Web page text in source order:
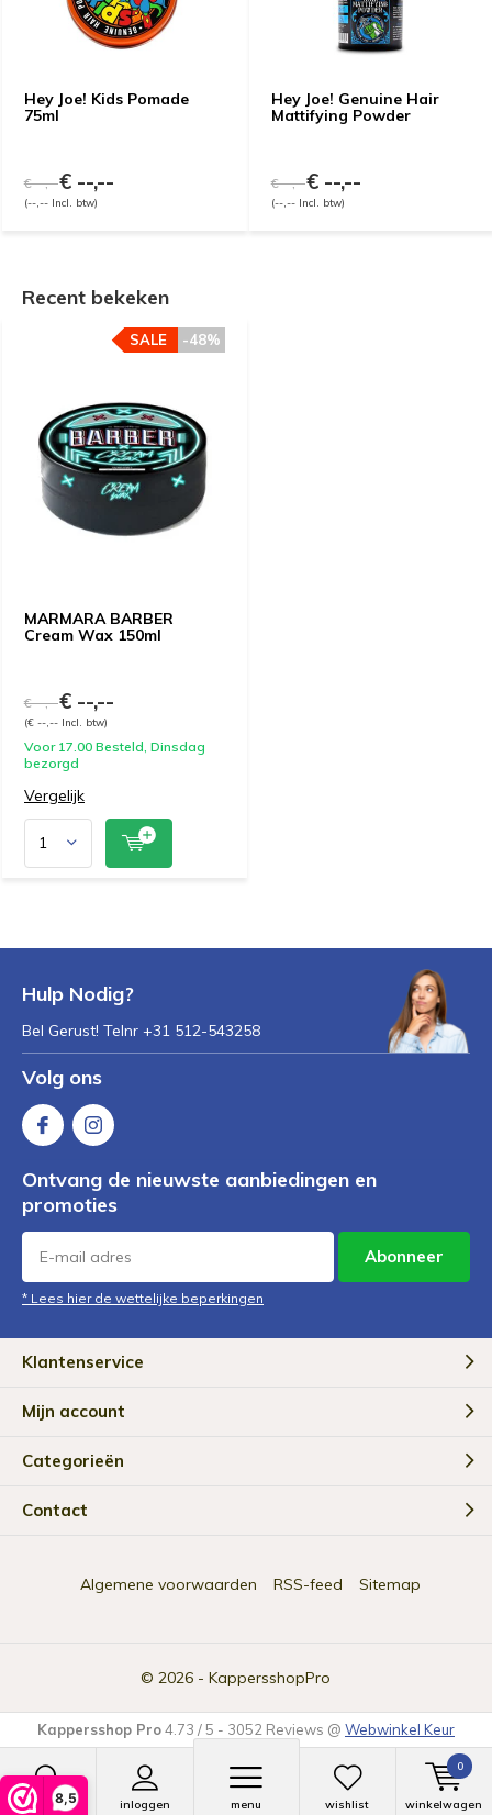
8,5
zoeken inloggen menu wishlist winkelwagen
0
Hey Joe! Kids Pomade
75ml
€ --,--€ --,--
(--,-- Incl. btw)
Hey Joe! Genuine Hair
Mattifying Powder
€ --,--€ --,--
(--,-- Incl. btw)
Recent bekeken
MARMARA BARBER
Cream Wax 150ml
-48%
SALE
€ --,--€ --,--
(€ --,-- Incl. btw)
Voor 17.00 Besteld, Dinsdag
bezorgd
Vergelijk
Hulp Nodig?
Bel Gerust! Telnr +31 512-543258
Volg ons
Ontvang de nieuwste aanbiedingen en
promoties
Abonneer
* Lees hier de wettelijke beperkingen
Klantenservice
Mijn account
Categorieën
Contact
© 2026 - KappersshopPro
Algemene voorwaarden RSS-feed Sitemap
Kappersshop Pro4.73 /5 - 3052 Reviews @ Webwinkel Keur